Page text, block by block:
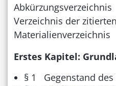
Abkürzungsverzeichnis
Verzeichnis der
Materialienverzeichnis
Erstes Kapitel:
§ 1 Gegenstand